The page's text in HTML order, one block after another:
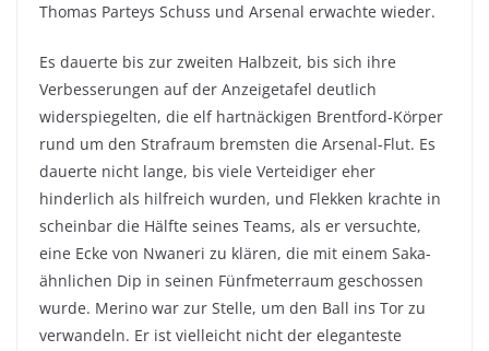
Thomas Parteys Schuss und Arsenal erwachte wieder.
Es dauerte bis zur zweiten Halbzeit, bis sich ihre
Verbesserungen auf der Anzeigetafel deutlich
widerspiegelten, die elf hartnäckigen Brentford-Körper
rund um den Strafraum bremsten die Arsenal-Flut. Es
dauerte nicht lange, bis viele Verteidiger eher
hinderlich als hilfreich wurden, und Flekken krachte in
scheinbar die Hälfte seines Teams, als er versuchte,
eine Ecke von Nwaneri zu klären, die mit einem Saka-
ähnlichen Dip in seinen Fünfmeterraum geschossen
wurde. Merino war zur Stelle, um den Ball ins Tor zu
verwandeln. Er ist vielleicht nicht der eleganteste